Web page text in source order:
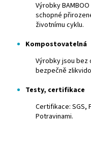
Výrobky
schopné
životnímu cyklu.
Kompostovatelná
Výrobky jsou bez
bezpečně
Testy, certifikace
Certifikace: SGS,
Potravinami.